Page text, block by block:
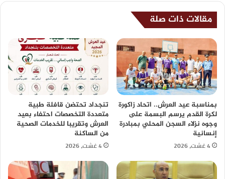
مقالات ذات صلة
بمناسبة عيد العرش.. اتحاد زاكورة
لكرة القدم يرسم البسمة على
وجوه نزلاء السجن المحلي بمبادرة
إنسانية
4 غشت، 2026
تنجداد تحتضن قافلة طبية
متعددة التخصصات احتفاء بعيد
العرش وتقريبا للخدمات الصحية
من الساكنة
4 غشت، 2026